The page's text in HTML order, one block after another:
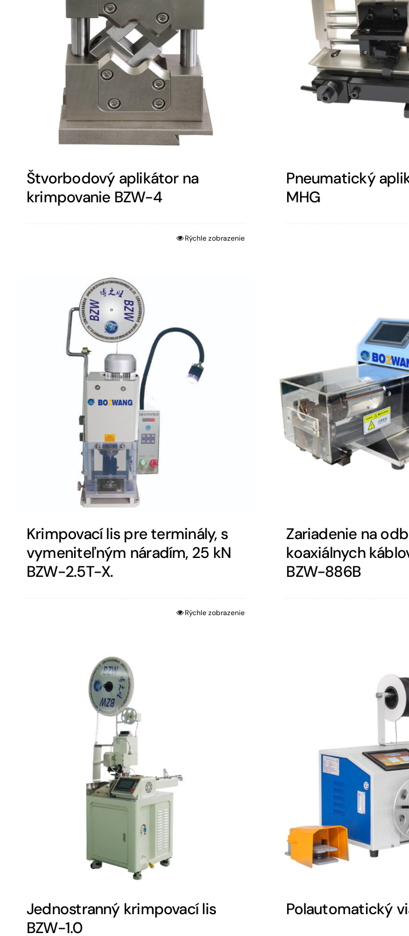
Štvorbodový aplikátor na
krimpovanie BZW-4
Rýchle zobrazenie
Pneumatický
MHG
Krimpovací lis pre terminály, s
vymeniteľným náradím, 25 kN
BZW-2.5T-X.
Rýchle zobrazenie
Zariadenie na
koaxiálnych
BZW-886B
Jednostranný krimpovací lis
BZW-1.0
Polautomatický